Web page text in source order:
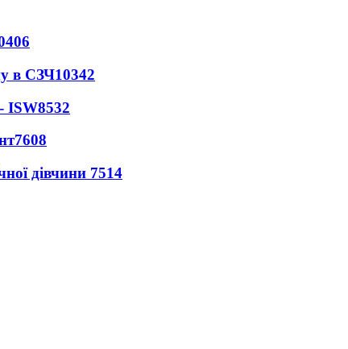
в СЗЧ10342
ISW8532
7608
дівчини 7514